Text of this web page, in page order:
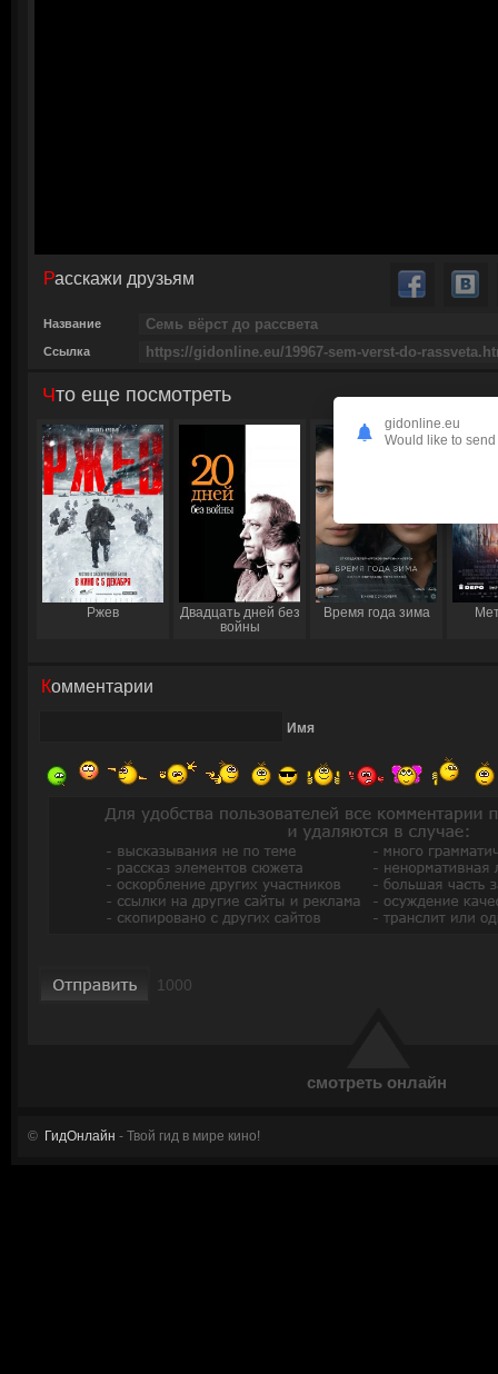
смотреть онлайн
Расскажи друзьям
Название
Ссылка
Что еще посмотреть
Ржев
Двадцать дней без
войны
Время года зима
Комментарии
Имя
© ГидОнлайн - Твой гид в мире кино!
gidonline.eu
Would like to